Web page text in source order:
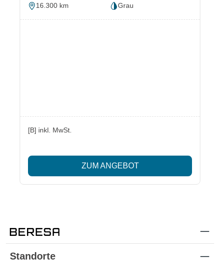
16.300 km
Grau
[B] inkl. MwSt.
ZUM ANGEBOT
Standorte